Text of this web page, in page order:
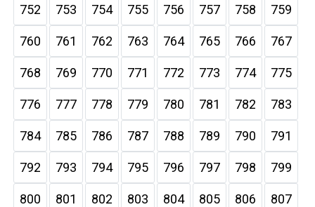
752 753 754 755 756 757 758 759
760 761 762 763 764 765 766 767
768 769 770 771 772 773 774 775
776 777 778 779 780 781 782 783
784 785 786 787 788 789 790 791
792 793 794 795 796 797 798 799
800 801 802 803 804 805 806 807